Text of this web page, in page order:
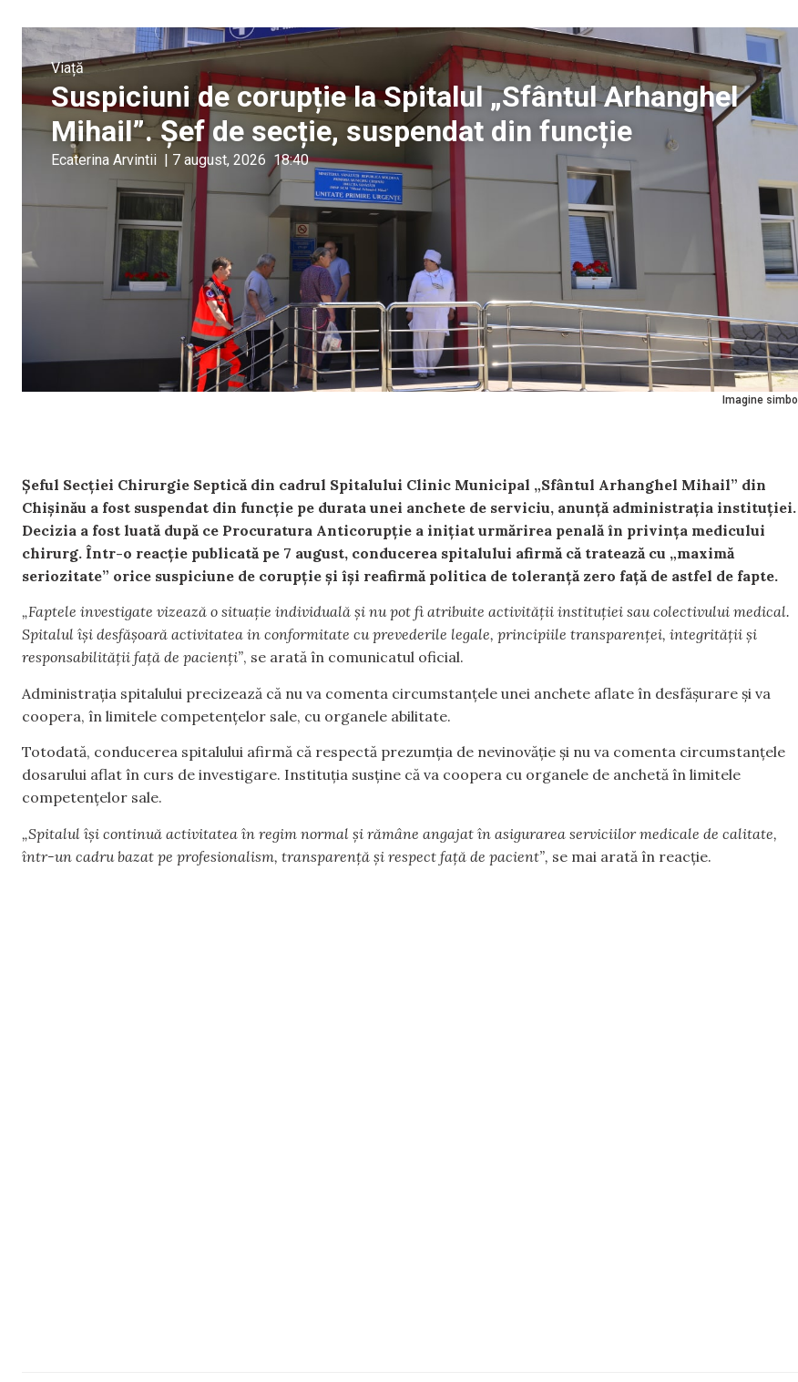
Imagine simbol
Viață
Suspiciuni de corupție la Spitalul „Sfântul Arhanghel
Mihail”. Șef de secție, suspendat din funcție
Ecaterina Arvintii | 7 august, 2026 18:40
Șeful Secției Chirurgie Septică din cadrul Spitalului Clinic Municipal „Sfântul Arhanghel Mihail” din
Chișinău a fost suspendat din funcție pe durata unei anchete de serviciu, anunță administrația instituției.
Decizia a fost luată după ce Procuratura Anticorupție a inițiat urmărirea penală în privința medicului
chirurg. Într-o reacție publicată pe 7 august, conducerea spitalului afirmă că tratează cu „maximă
seriozitate” orice suspiciune de corupție și își reafirmă politica de toleranță zero față de astfel de fapte.
„Faptele investigate vizează o situație individuală și nu pot fi atribuite activității instituției sau colectivului medical.
Spitalul își desfășoară activitatea in conformitate cu prevederile legale, principiile transparenței, integrității și
responsabilității față de pacienți”, se arată în comunicatul oficial.
Administrația spitalului precizează că nu va comenta circumstanțele unei anchete aflate în desfășurare și va
coopera, în limitele competențelor sale, cu organele abilitate.
Totodată, conducerea spitalului afirmă că respectă prezumția de nevinovăție și nu va comenta circumstanțele
dosarului aflat în curs de investigare. Instituția susține că va coopera cu organele de anchetă în limitele
competențelor sale.
„Spitalul își continuă activitatea în regim normal și rămâne angajat în asigurarea serviciilor medicale de calitate,
într-un cadru bazat pe profesionalism, transparență și respect față de pacient”, se mai arată în reacție.